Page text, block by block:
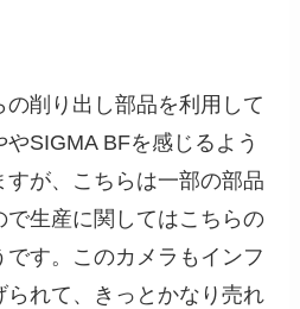
削り出し部品を利用して
SIGMA BFを感じるよう
が、こちらは一部の部品
で生産に関してはこちらの
す。このカメラもインフ
られて、きっとかなり売れ